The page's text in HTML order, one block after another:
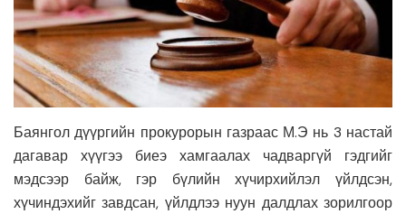
Баянгол дүүргийн прокурорын газраас М.Э нь 3 настай
дагавар хүүгээ биеэ хамгаалах чадваргүй гэдгийг
мэдсээр байж, гэр бүлийн хүчирхийлэл үйлдсэн,
хүчиндэхийг завдсан, үйлдлээ нуун далдлах зорилгоор